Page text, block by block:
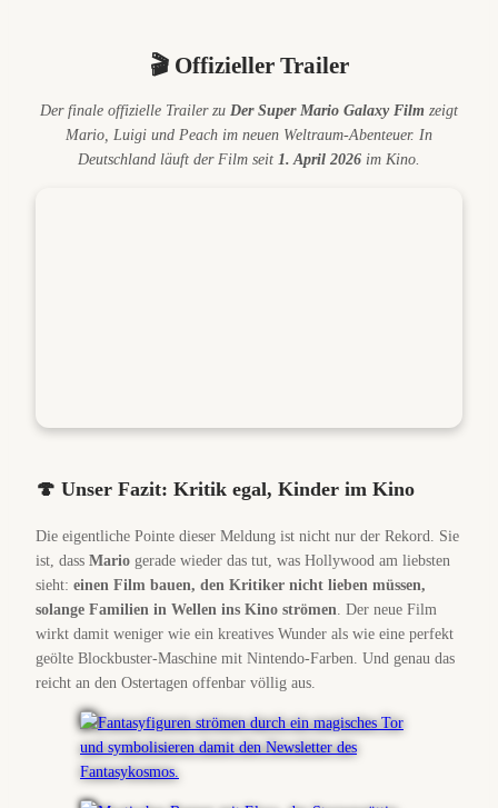
🎬 Offizieller Trailer
Der finale offizielle Trailer zu Der Super Mario Galaxy Film zeigt
Mario, Luigi und Peach im neuen Weltraum-Abenteuer. In
Deutschland läuft der Film seit 1. April 2026 im Kino.
🍄 Unser Fazit: Kritik egal, Kinder im Kino
Die eigentliche Pointe dieser Meldung ist nicht nur der Rekord. Sie
ist, dass Mario gerade wieder das tut, was Hollywood am liebsten
sieht: einen Film bauen, den Kritiker nicht lieben müssen,
solange Familien in Wellen ins Kino strömen. Der neue Film
wirkt damit weniger wie ein kreatives Wunder als wie eine perfekt
geölte Blockbuster-Maschine mit Nintendo-Farben. Und genau das
reicht an den Ostertagen offenbar völlig aus.